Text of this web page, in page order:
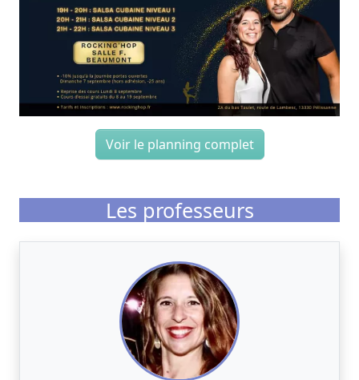
Voir le planning complet
Les professeurs